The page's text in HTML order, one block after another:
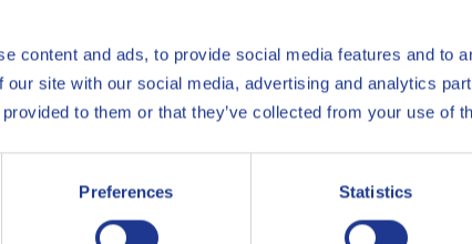
content and ads, to provide social media features and to
our site with our social media, advertising and analytics
to them or that they’ve collected from your use of
Preferences Statistics
ambientale positivo di questo prodotto (Handprint).
che Q8 Bach XNRG 32 HG garantisca un movimento
della sua base, caratteristiche utili anche alla
32 HG ha colore chiaro, buona demulsività e bassa
aspetto di salvaguardia verso persone ed ambiente.